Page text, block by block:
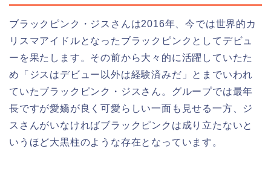
ブラックピンク・ジスさんは2016年、今では世界的カ
リスマアイドルとなったブラックピンクとしてデビュ
ーを果たします。その前から大々的に活躍していたた
め「ジスはデビュー以外は経験済みだ」とまでいわれ
ていたブラックピンク・ジスさん。グループでは最年
長ですが愛嬌が良く可愛らしい一面も見せる一方、ジ
スさんがいなければブラックピンクは成り立たないと
いうほど大黒柱のような存在となっています。